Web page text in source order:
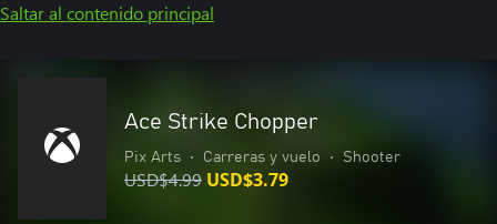
Saltar al contenido principal
Ace Strike Chopper
Pix Arts • Carreras y vuelo • Shooter
USD$4.99 USD$3.79